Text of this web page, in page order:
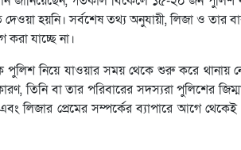
হয়নি। সর্বশেষ তথ্য অনুযায়ী, লিজা ও তার
যাচ্ছে না।
পুলিশ নিয়ে যাওয়ার সময় থেকে শুরু করে থানায়
তিনি বা তার পরিবারের সদস্যরা পুলিশের
লিজার প্রেমের সম্পর্কের ব্যাপারে আগে